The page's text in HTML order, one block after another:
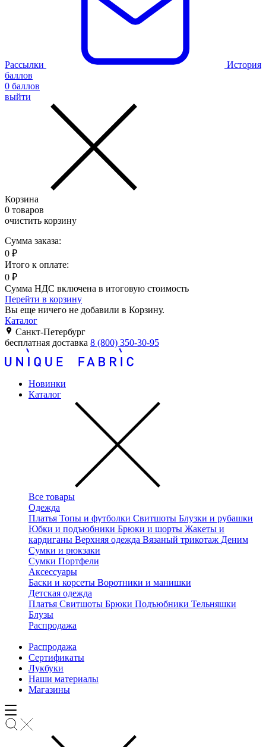
Рассылки
История
баллов
0 баллов
выйти
Корзина
0 товаров
очистить корзину
Сумма заказа:
0 ₽
Итого к оплате:
0 ₽
Сумма НДС включена в итоговую стоимость
Перейти в корзину
Вы еще ничего не добавили в Корзину.
Каталог
Санкт-Петербург
бесплатная доставка 8 (800) 350-30-95
Новинки
Каталог
Все товары
Одежда
Платья Топы и футболки Свитшоты Блузки и рубашки
Юбки и подъюбники Брюки и шорты Жакеты и
кардиганы Верхняя одежда Вязаный трикотаж Деним
Сумки и рюкзаки
Сумки Портфели
Аксессуары
Баски и корсеты Воротники и манишки
Детская одежда
Платья Свитшоты Брюки Подъюбники Тельняшки
Блузы
Распродажа
Распродажа
Сертификаты
Лукбуки
Наши материалы
Магазины